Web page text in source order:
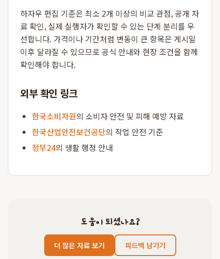
하자우 편집 기준은 최소 2개 이상의 비교 관점, 공개 자
료 확인, 실제 실행자가 확인할 수 있는 단계 분리를 우
선합니다. 가격이나 기간처럼 변동이 큰 항목은 게시일
이후 달라질 수 있으므로 공식 안내와 현장 조건을 함께
확인해야 합니다.
외부 확인 링크
한국소비자원의 소비자 안전 및 피해 예방 자료
한국산업안전보건공단의 작업 안전 기준
정부24의 생활 행정 안내
도움이 되셨나요?
더 많은 자료 보기 피드백 남기기